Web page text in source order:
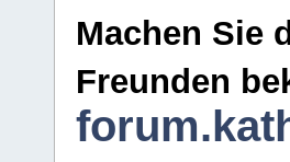
Machen Sie
Freunden